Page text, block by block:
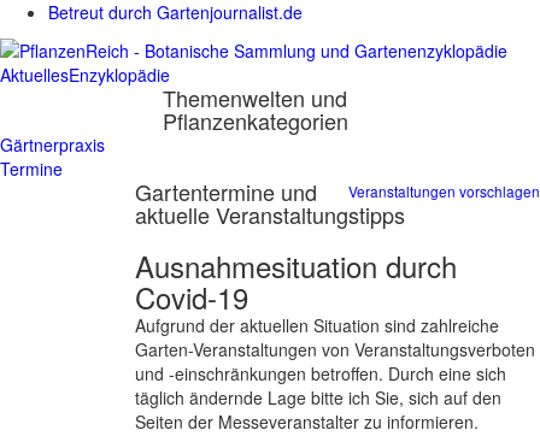
Betreut durch Gartenjournalist.de
AktuellesEnzyklopädie
Themenwelten und
Pflanzenkategorien
Gärtnerpraxis
Termine
Veranstaltungen vorschlagen
Gartentermine und
aktuelle Veranstaltungstipps
Ausnahmesituation durch
Covid-19
Aufgrund der aktuellen Situation sind zahlreiche
Garten-Veranstaltungen von Veranstaltungsverboten
und -einschränkungen betroffen. Durch eine sich
täglich ändernde Lage bitte ich Sie, sich auf den
Seiten der Messeveranstalter zu informieren.